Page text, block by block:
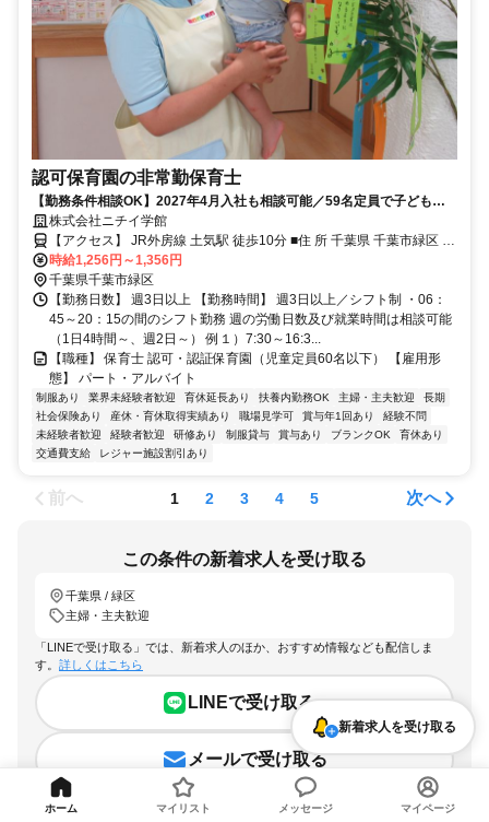
認可保育園の非常勤保育士
【勤務条件相談OK】2027年4月入社も相談可能／59名定員で子どもた
ち一人ひとりと向き合える！ワークライフバランス◎
株式会社ニチイ学館
【アクセス】 JR外房線 土気駅 徒歩10分 ■住 所 千葉県 千葉市緑区 あ
すみが丘5-6-3 ■アクセス JR外房線 土気駅 徒歩10分
時給1,256円～1,356円
千葉県千葉市緑区
【勤務日数】 週3日以上 【勤務時間】 週3日以上／シフト制 ・06：
45～20：15の間のシフト勤務 週の労働日数及び就業時間は相談可能
（1日4時間～、週2日～） 例１）7:30～16:3...
【職種】 保育士 認可・認証保育園（児童定員60名以下） 【雇用形
態】 パート・アルバイト
制服あり 業界未経験者歓迎 育休延長あり 扶養内勤務OK 主婦・主夫歓迎
長期
社会保険あり
産休・育休取得実績あり 職場見学可 賞与年1回あり
経験不問
未経験者歓迎
経験者歓迎 研修あり 制服貸与 賞与あり ブランクOK
育休あり
交通費支給
レジャー施設割引あり
前へ 1 2 3 4 5 次へ
この条件の新着求人を受け取る
千葉県 / 緑区
主婦・主夫歓迎
「LINEで受け取る」では、新着求人のほか、おすすめ情報なども配信しま
す。 詳しくはこちら
LINEで受け取る
メールで受け取る
新着求人を受け取る
ホーム マイリスト メッセージ マイページ